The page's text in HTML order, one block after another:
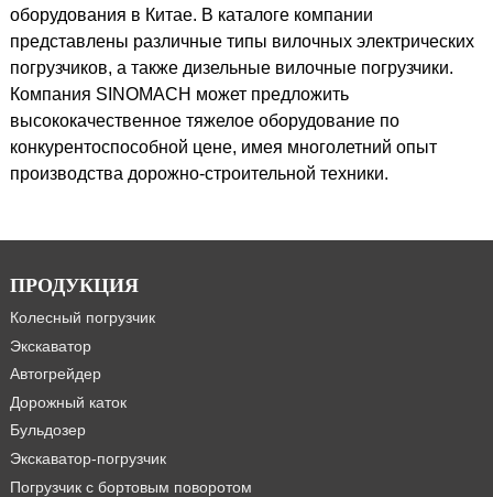
оборудования в Китае. В каталоге компании
представлены различные типы вилочных электрических
погрузчиков, а также дизельные вилочные погрузчики.
Компания SINOMACH может предложить
высококачественное тяжелое оборудование по
конкурентоспособной цене, имея многолетний опыт
производства дорожно-строительной техники.
ПРОДУКЦИЯ
Колесный погрузчик
Экскаватор
Автогрейдер
Дорожный каток
Бульдозер
Экскаватор-погрузчик
Погрузчик с бортовым поворотом